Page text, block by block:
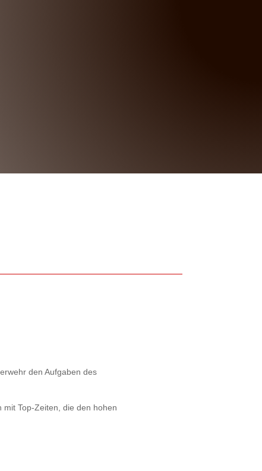
den Aufgaben des
Top-Zeiten, die den hohen